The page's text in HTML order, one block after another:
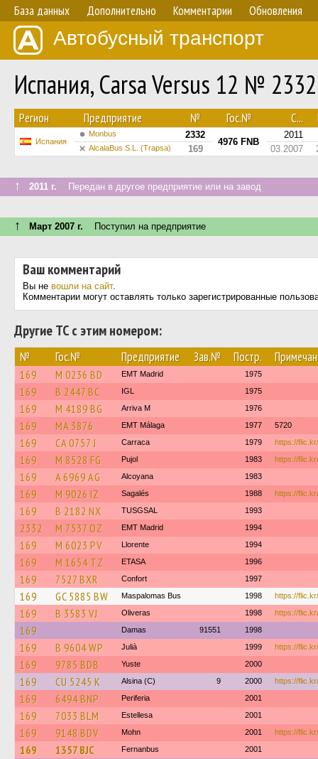
База данных Дополнительно Комментарии Обновления
Автобусный транспорт
Испания, Carsa Versus 12 № 2332
Регион Предприятие № Гос.№ С...
Испания
Monbus 2332
4976 FNB
2011
AlcalaBus S.L. (Trapsa) 169 03.2007
↑ 2011 г. Передан в другое предприятие или на завод
↑ Март 2007 г. Поступил на предприятие
Ваш комментарий
Вы не вошли на сайт.
Комментарии могут оставлять только зарегистрированные
Другие ТС с этим номером:
№ Гос.№ Предприятие Зав.№ Постр.
169 M 0236 BD EMT Madrid 1975
169 B 2447 BC IGL 1975
169 M 4189 BG Arriva M 1976
169 MA 3876 EMT Málaga 1977 5720
169 CA 0757 J Carraca 1979 https://
169 M 8528 FG Pujol 1983 https://
169 A 6969 AG Alcoyana 1983
169 M 9026 IZ Sagalés 1988 https://
169 B 2182 NX TUSGSAL 1993
2332 M 7537 OZ EMT Madrid 1994
169 M 6023 PV Llorente 1994
169 M 1654 TZ ETASA 1996
169 7527 BXR Confort 1997
169 GC 5885 BW Maspalomas Bus 1998 https://
169 B 3583 VJ Oliveras 1998 https://
169 Damas 91551 1998
169 B 9604 WP Julià 1999 https://
169 9785 BDB Yuste 2000
169 CU 5245 K Alsina (C) 9 2000 https://
169 6494 BNP Periferia 2001
169 7033 BLM Estellesa 2001
169 9148 BDV Mohn 2001 https://
169 1357 BJC Fernanbus 2001